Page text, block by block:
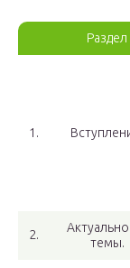
Раздел
1.
2.
темы.